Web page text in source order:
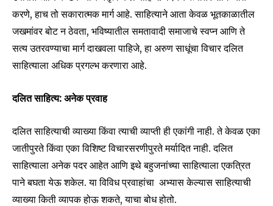
Join our community of
SUBSCRIBERS and be part of the
conversation.
करणे, हाच तो सकारात्मक मार्ग आहे. साहित्याने आता केवळ भूतकाळातील
जखमांवर बोट न ठेवता, भविष्यातील समतावादी समाजाचे स्वप्न आणि ते
सत्य उतरवण्याचा मार्ग दाखवला पाहिजे, हा अरुण साधूंचा विचार दलित
साहित्याला अधिक प्रगल्भ करणारा आहे.
दलित साहित्य: अनेक प्रवाह
दलित साहित्याची व्याख्या किंवा त्याची व्याप्ती ही एकांगी नाही. ते केवळ एका
जातीपुरते किंवा एका विशिष्ट विचारसरणीपुरते मर्यादित नाही. दलित
साहित्याला अनेक पदर आहेत आणि इथे बहुजनांच्या साहित्याला एकत्रित
पाने बघता येऊ शकेल. या विविध प्रवाहांचा अभ्यास केल्यास साहित्याची
व्याख्या किती व्यापक होऊ शकते, याचा बोध होतो.